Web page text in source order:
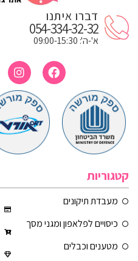
דברו איתנו
054-334-32-32
א'-ה': 09:00-15:30
קטגוריות
מעבדת תיקונים
כיסויים לפלאפון ומגני מסך
מטענים וכבלים